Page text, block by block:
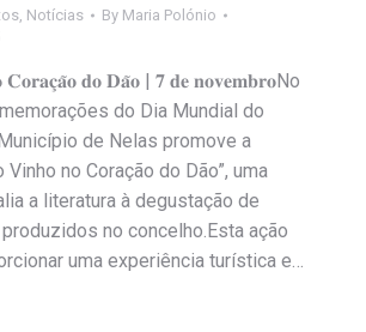
Notícias By Maria Polónio
𝐂𝐨𝐫𝐚𝐜̧𝐚̃𝐨 𝐝𝐨 𝐃𝐚̃𝐨 | 𝟕 𝐝𝐞 𝐧𝐨𝐯𝐞𝐦𝐛𝐫𝐨No
do Dia Mundial do
de Nelas promove a
Vinho no Coração do Dão”, uma
a literatura à degustação de
no concelho.Esta ação
uma experiência turística e…